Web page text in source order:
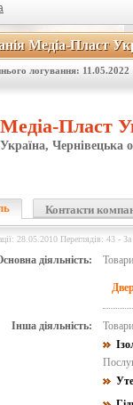
Медіа-Пласт
Медіа-Пласт
логування: 11.05.2022
Медіа-Пласт
Україна, Чернівецька
Контакти
28.05.2010 Переглядів: 43 -
діяльність:
Інша діяльність: